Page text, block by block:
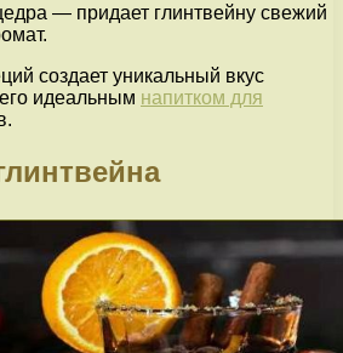
— придает глинтвейну свежий
создает уникальный вкус
идеальным напитком для